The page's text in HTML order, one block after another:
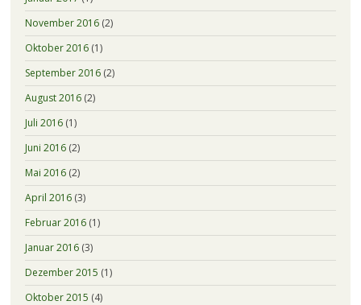
November 2016(2)
Oktober 2016(1)
September 2016(2)
August 2016(2)
Juli 2016(1)
Juni 2016(2)
Mai 2016(2)
April 2016(3)
Februar 2016(1)
Januar 2016(3)
Dezember 2015 (1)
Oktober 2015 (4)